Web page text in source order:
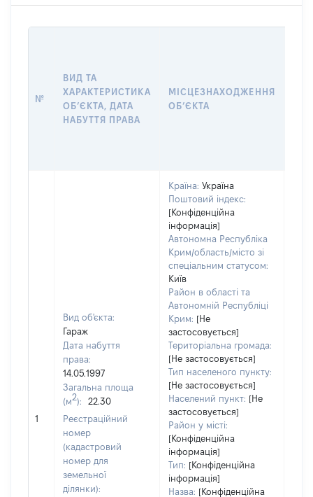
№
ВИД ТА
ХАРАКТЕРИСТИКА
ОБʼЄКТА, ДАТА
НАБУТТЯ ПРАВА
МІСЦЕЗНАХОДЖЕННЯ
ОБʼЄКТА
1
Вид об'єкта:
Гараж
Дата набуття
права:
14.05.1997
Загальна площа
(м2):
22.30
Реєстраційний
номер
(кадастровий
номер для
земельної
ділянки):
Країна: Україна
Поштовий індекс:
[Конфіденційна
інформація]
Автономна Республіка
Крим/область/місто зі
спеціальним статусом:
Київ
Район в області та
Автономній Республіці
Крим: [Не
застосовується]
Територіальна громада:
[Не застосовується]
Тип населеного пункту:
[Не застосовується]
Населений пункт: [Не
застосовується]
Район у місті:
[Конфіденційна
інформація]
Тип: [Конфіденційна
інформація]
Назва: [Конфіденційна